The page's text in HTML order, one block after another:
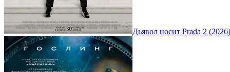
Дьявол носит Prada 2 (2026)